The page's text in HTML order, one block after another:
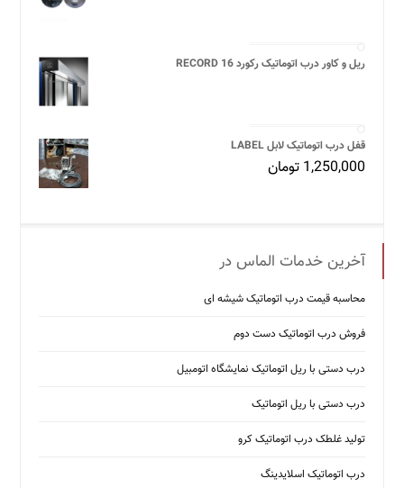
ریل و کاور درب اتوماتیک رکورد 16 RECORD
قفل درب اتوماتیک لابل LABEL
1,250,000 تومان
آخرین خدمات الماس در
محاسبه قیمت درب اتوماتیک شیشه ‌ای
فروش درب اتوماتیک دست دوم
درب دستی با ریل اتوماتیک نمایشگاه اتومبیل
درب دستی با ریل اتوماتیک
تولید غلطک درب اتوماتیک کرو
درب اتوماتیک اسلایدینگ